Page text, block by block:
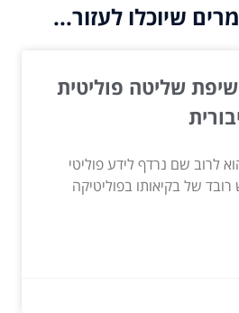
שיוכלו לעזור...
שליטה פוליטית
לרוב שם נרדף לידע פוליטי
של בקיאותו בפוליטיקה